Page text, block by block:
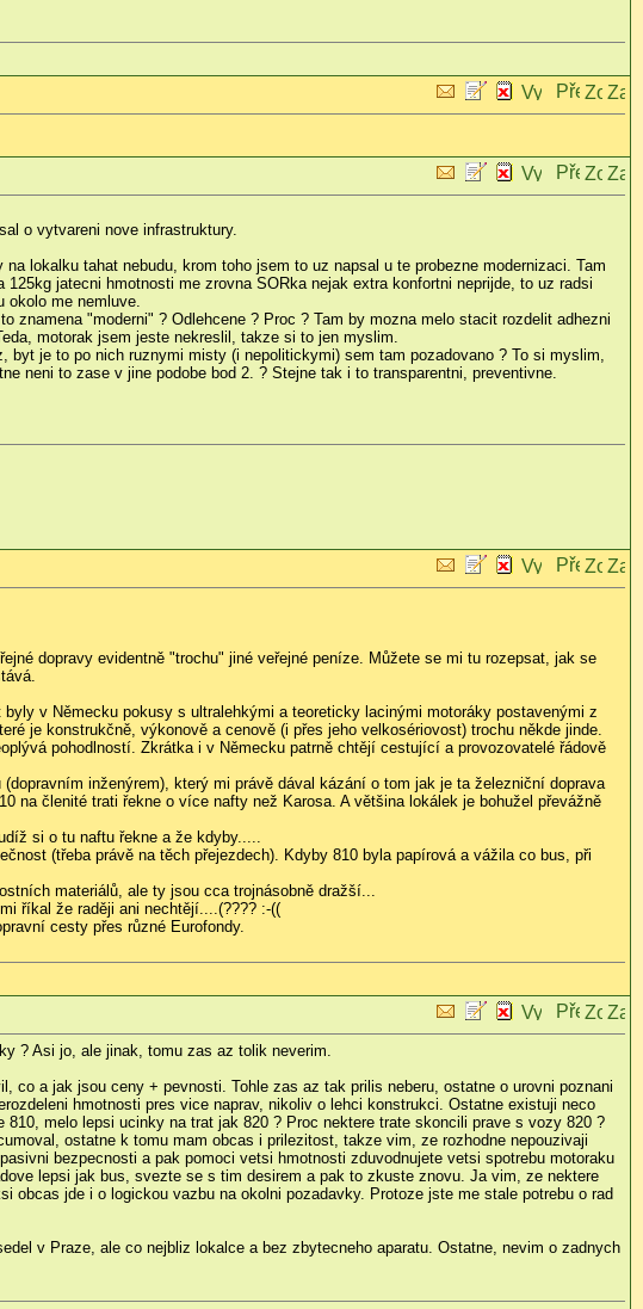
o vytvareni nove infrastruktury.
lokalku tahat nebudu, krom toho jsem to uz napsal u te probezne modernizaci. Tam
jatecni hmotnosti me zrovna SORka nejak extra konfortni neprijde, to uz radsi
okolo me nemluve.
"moderni" ? Odlehcene ? Proc ? Tam by mozna melo stacit rozdelit adhezni
motorak jsem jeste nekreslil, takze si to jen myslim.
je to po nich ruznymi misty (i nepolitickymi) sem tam pozadovano ? To si myslim,
neni to zase v jine podobe bod 2. ? Stejne tak i to transparentni, preventivne.
dopravy evidentně "trochu" jiné veřejné peníze. Můžete se mi tu rozepsat, jak se
v Německu pokusy s ultralehkými a teoreticky lacinými motoráky postavenými z
je konstrukčně, výkonově a cenově (i přes jeho velkosériovost) trochu někde jinde.
pohodlností. Zkrátka i v Německu patrně chtějí cestující a provozovatelé řádově
inženýrem), který mi právě dával kázání o tom jak je ta železniční doprava
na členité trati řekne o více nafty než Karosa. A většina lokálek je bohužel převážně
si o tu naftu řekne a že kdyby.....
(třeba právě na těch přejezdech). Kdyby 810 byla papírová a vážila co bus, při
materiálů, ale ty jsou cca trojnásobně dražší...
říkal že raději ani nechtějí....(???? :-((
cesty přes různé Eurofondy.
? Asi jo, ale jinak, tomu zas az tolik neverim.
a jak jsou ceny + pevnosti. Tohle zas az tak prilis neberu, ostatne o urovni poznani
hmotnosti pres vice naprav, nikoliv o lehci konstrukci. Ostatne existuji neco
melo lepsi ucinky na trat jak 820 ? Proc nektere trate skoncili prave s vozy 820 ?
ostatne k tomu mam obcas i prilezitost, takze vim, ze rozhodne nepouzivaji
bezpecnosti a pak pomoci vetsi hmotnosti zduvodnujete vetsi spotrebu motoraku
lepsi jak bus, svezte se s tim desirem a pak to zkuste znovu. Ja vim, ze nektere
jde i o logickou vazbu na okolni pozadavky. Protoze jste me stale potrebu o rad
v Praze, ale co nejbliz lokalce a bez zbytecneho aparatu. Ostatne, nevim o zadnych